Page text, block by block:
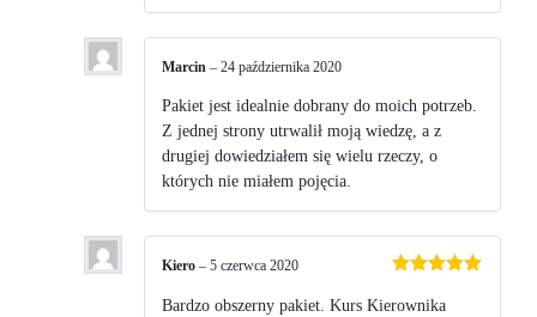
Marcin – 24 października 2020
Pakiet jest idealnie dobrany do moich potrzeb.
Z jednej strony utrwalił moją wiedzę, a z
drugiej dowiedziałem się wielu rzeczy, o
których nie miałem pojęcia.
na 5
Kiero – 5 czerwca 2020
Bardzo obszerny pakiet. Kurs Kierownika